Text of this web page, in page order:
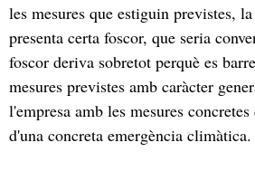
les mesures que estiguin previstes,
presenta certa foscor, que seria
foscor deriva sobretot perquè es
mesures previstes amb caràcter
l'empresa amb les mesures
d'una concreta emergència climàtica.